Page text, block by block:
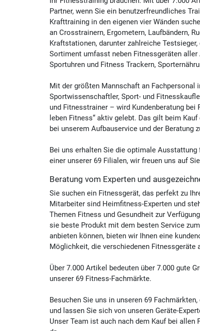
Fitshop in Frankfurt
Hanauer Landstraße 421
60314 Frankfurt
Heute ab 10:00 Uhr geöffnet
Fitshop in Freiburg
Schnewlinstr. 6
79098 Freiburg
Heute ab 10:00 Uhr geöffnet
Stresemannstr. 17-19
22769 Hamburg
Heute ab 10:00 Uhr geöffnet
Fitshop in Hannover
Am Klagesmarkt 30
30159 Hannover
Heute ab 10:00 Uhr geöffnet
Fitshop in Ingolstadt
85057 Ingolstadt
Heute ab 10:00 Uhr geöffnet
Partner, wenn Sie ein benutzerfreundliches
Krafttraining in den eigenen vier Wänden
an Crosstrainern, Ergometern, Laufbändern,
Kraftstationen, darunter zahlreiche
Sortiment umfasst neben Fitnessgeräten
Sportuhren und Fitness Trackern,
Mit der größten Mannschaft an Fachpersonal
Sportwissenschaftler, Sport- und
und Fitnesstrainer – wird Kundenberatung
leben Fitness“ aktiv gelebt. Das gilt beim
bei unserem Aufbauservice und der Beratung
Bei uns erhalten Sie die optimale
einer unserer 69 Filialen, wir freuen uns auf
Beratung vom Experten und
Sie suchen ein Fitnessgerät, das perfekt zu
Mitarbeiter sind Heimfitness-Experten und
Themen Fitness und Gesundheit zur
sie beste Produkt mit dem besten Service
anbieten können, bieten wir Ihnen eine
Möglichkeit, die verschiedenen Fitnessgeräte
Über 7.000 Artikel bedeuten über 7.000 gute
unserer 69 Fitness-Fachmärkte.
Besuchen Sie uns in unseren 69
und lassen Sie sich von unseren Geräte-
Unser Team ist auch nach dem Kauf bei allen